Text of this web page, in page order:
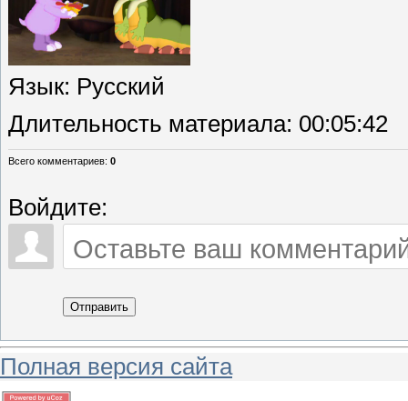
Язык: Русский
Длительность материала: 00:05:42
Всего комментариев: 0
Войдите:
Отправить
Полная версия сайта